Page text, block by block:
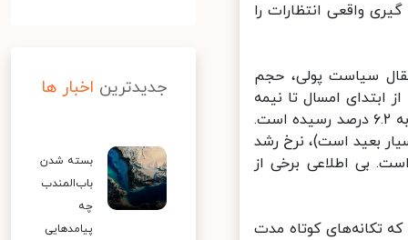
واقعی انتظارات را
سیاست پولی، حجم
امسال تا نیمه
خرداد، در مجموع با احتساب خرید ارز، منابع مقابله با کرونا، و تنخواه دولت به ۶.۲ درصد رسیده است.
بعید است)، نرخ رشد
بی اطلاعی برخی از
تکانه‌های کوتاه مدت
جدیدترین اخبار ها
بسته شدن
باب‌المندب
چه
پیامدهایی